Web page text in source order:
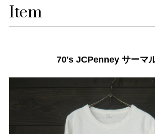
Item
70's JCPenney サーマ